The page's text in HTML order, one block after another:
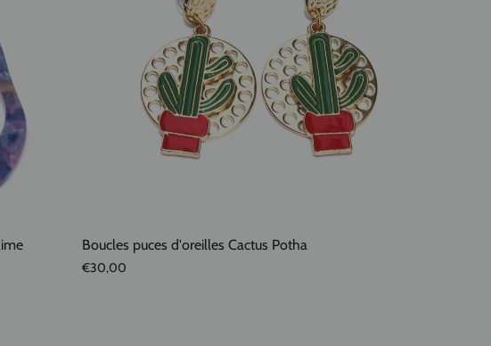
Boucles puces d'oreilles Cactus Potha
€30,00